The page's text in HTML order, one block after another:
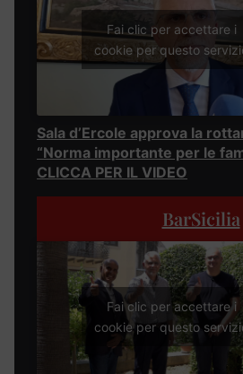
Fai clic per accettare i
cookie per questo
Sala d’Ercole approva la
“Norma importante per le
CLICCA PER IL VIDEO
BarSicilia
Fai clic per accettare i
cookie per questo